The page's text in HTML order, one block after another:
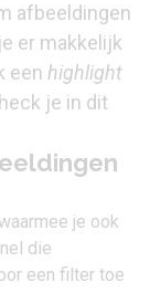
afbeeldingen
er makkelijk
een highlight
je in dit
je ook
die
een filter toe